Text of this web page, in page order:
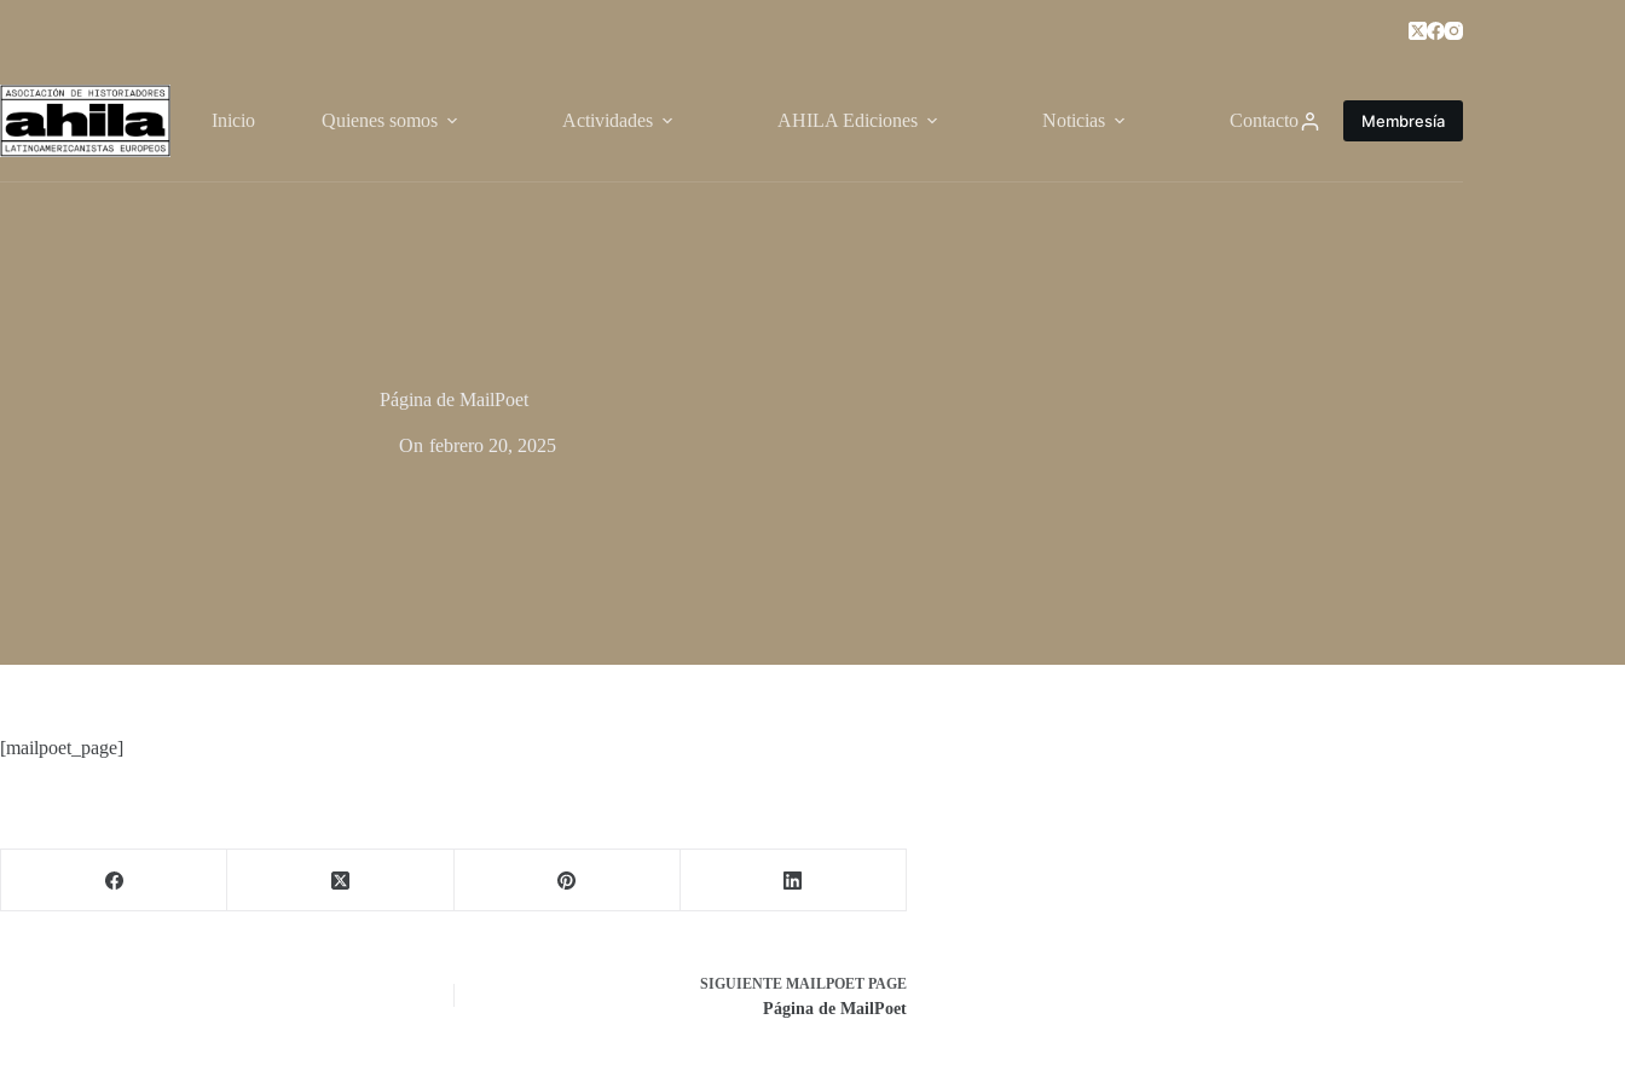
Inicio Quienes somos Actividades AHILA Ediciones Noticias Contacto Membresía
Página de MailPoet
On febrero 20, 2025
[mailpoet_page]
SIGUIENTE MAILPOET PAGE
Página de MailPoet